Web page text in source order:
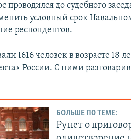
проводился до судебного
условный срок
респондентов.
1616 человек в возрасте 18
России. С ними
БОЛЬШЕ ПО ТЕМЕ:
Рунет о